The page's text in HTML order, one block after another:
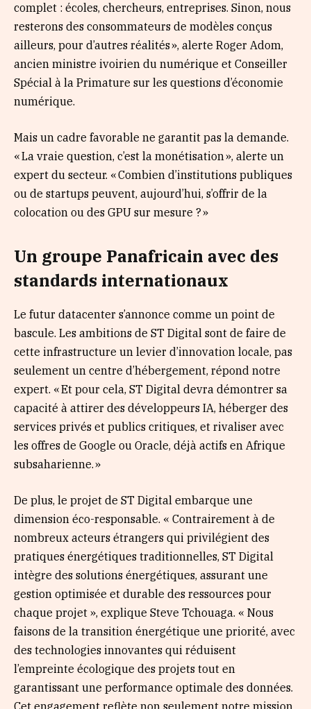
complet : écoles, chercheurs, entreprises. Sinon, nous
resterons des consommateurs de modèles conçus
ailleurs, pour d’autres réalités », alerte Roger Adom,
ancien ministre ivoirien du numérique et Conseiller
Spécial à la Primature sur les questions d’économie
numérique.
Mais un cadre favorable ne garantit pas la demande.
« La vraie question, c’est la monétisation », alerte un
expert du secteur. « Combien d’institutions publiques
ou de startups peuvent, aujourd’hui, s’offrir de la
colocation ou des GPU sur mesure ? »
Un groupe Panafricain avec des
standards internationaux
Le futur datacenter s’annonce comme un point de
bascule. Les ambitions de ST Digital sont de faire de
cette infrastructure un levier d’innovation locale, pas
seulement un centre d’hébergement, répond notre
expert. « Et pour cela, ST Digital devra démontrer sa
capacité à attirer des développeurs IA, héberger des
services privés et publics critiques, et rivaliser avec
les offres de Google ou Oracle, déjà actifs en Afrique
subsaharienne. »
De plus, le projet de ST Digital embarque une
dimension éco-responsable. « Contrairement à de
nombreux acteurs étrangers qui privilégient des
pratiques énergétiques traditionnelles, ST Digital
intègre des solutions énergétiques, assurant une
gestion optimisée et durable des ressources pour
chaque projet », explique Steve Tchouaga. « Nous
faisons de la transition énergétique une priorité, avec
des technologies innovantes qui réduisent
l’empreinte écologique des projets tout en
garantissant une performance optimale des données.
Cet engagement reflète non seulement notre mission